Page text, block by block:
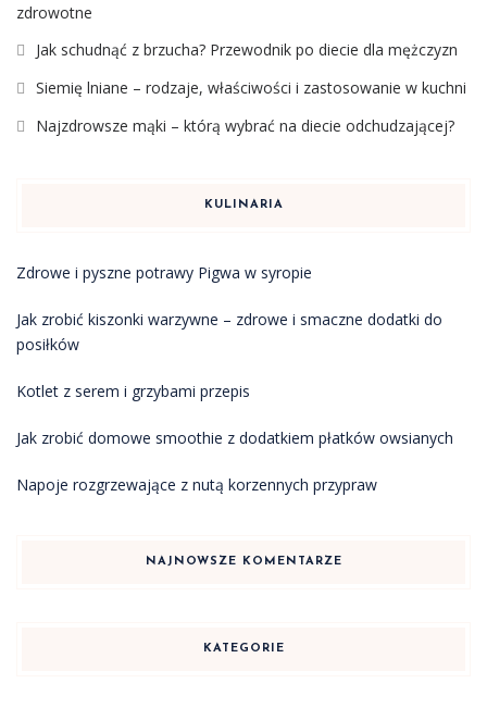
zdrowotne
Jak schudnąć z brzucha? Przewodnik po diecie dla mężczyzn
Siemię lniane – rodzaje, właściwości i zastosowanie w kuchni
Najzdrowsze mąki – którą wybrać na diecie odchudzającej?
KULINARIA
Zdrowe i pyszne potrawy Pigwa w syropie
Jak zrobić kiszonki warzywne – zdrowe i smaczne dodatki do
posiłków
Kotlet z serem i grzybami przepis
Jak zrobić domowe smoothie z dodatkiem płatków owsianych
Napoje rozgrzewające z nutą korzennych przypraw
NAJNOWSZE KOMENTARZE
KATEGORIE